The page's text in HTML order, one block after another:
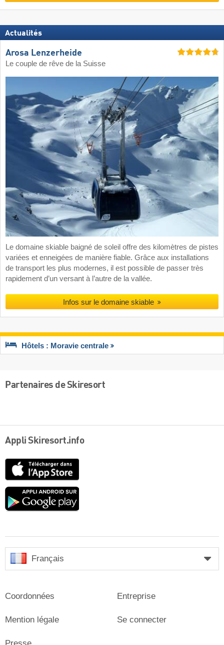
Actualités
Arosa Lenzerheide
Le couple de rêve de la Suisse
Le domaine skiable baigné de soleil offre des kilomètres de pistes
variées et enneigées de manière fiable. Grâce aux installations
de transport les plus modernes, il est possible de passer très
rapidement d’un versant à l’autre de la vallée.
Infos sur le domaine skiable
Hôtels : Moravie centrale
Partenaires de Skiresort
Appli Skiresort.info
Google
Français
Coordonnées
Mention légale
Presse
Entreprise
Se connecter